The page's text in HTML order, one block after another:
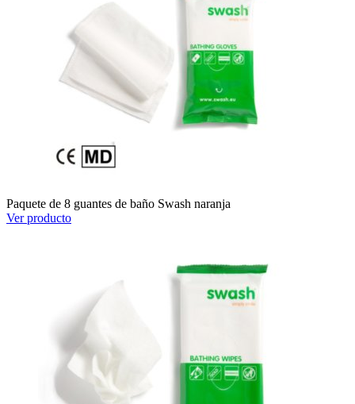
Paquete de 8 guantes de baño Swash naranja
Ver producto